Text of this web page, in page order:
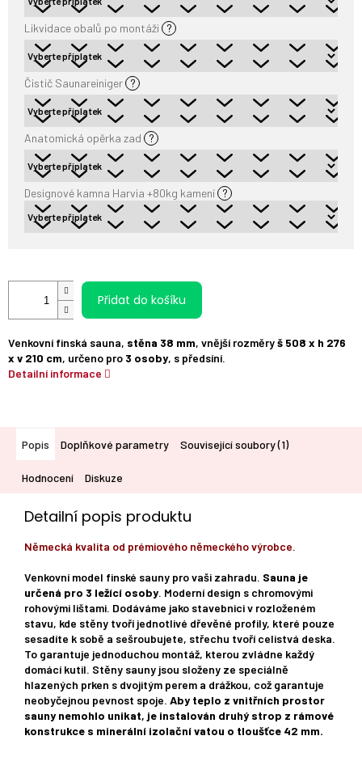
Likvidace obalů po montáži ?
Čistič Saunareiniger ?
Anatomická opěrka zad ?
Designové kamna Harvia +80kg kamení ?
Přidat do košíku
Venkovní finská sauna, stěna 38 mm, vnější rozměryš 508 x h 276
x v 210 cm, určeno pro 3 osoby, s předsíní.
Detailní informace
Popis Doplňkové parametry Související soubory (1)
Hodnocení Diskuze
Detailní popis produktu
Německá kvalita od prémiového německého výrobce.
Venkovní model finské sauny pro vaši zahradu. Sauna je
určená pro 3 ležící osoby. Moderní design s chromovými
rohovými lištami. Dodáváme jako stavebnici v rozloženém
stavu, kde stěny tvoří jednotlivé dřevěné profily, které pouze
sesadíte k sobě a sešroubujete, střechu tvoří celistvá deska.
To garantuje jednoduchou montáž, kterou zvládne každý
domácí kutil. Stěny sauny jsou složeny ze speciálně
hlazených prken s dvojitým perem a drážkou, což garantuje
neobyčejnou pevnost spoje. Aby teplo z vnitřních prostor
sauny nemohlo unikat, je instalován druhý strop z rámové
konstrukce s minerální izolační vatou o tloušťce 42 mm.